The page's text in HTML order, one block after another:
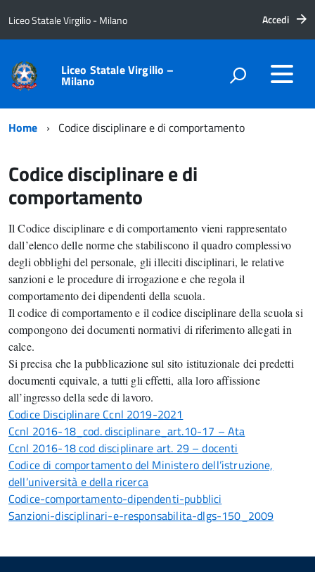
Liceo Statale Virgilio - Milano Accedi
Liceo Statale Virgilio –
Milano
Home Codice disciplinare e di comportamento
Codice disciplinare e di
comportamento
Il Codice disciplinare e di comportamento vieni rappresentato
dall’elenco delle norme che stabiliscono il quadro complessivo
degli obblighi del personale, gli illeciti disciplinari, le relative
sanzioni e le procedure di irrogazione e che regola il
comportamento dei dipendenti della scuola.
Il codice di comportamento e il codice disciplinare della scuola si
compongono dei documenti normativi di riferimento allegati in
calce.
Si precisa che la pubblicazione sul sito istituzionale dei predetti
documenti equivale, a tutti gli effetti, alla loro affissione
all’ingresso della sede di lavoro.
Codice Disciplinare Ccnl 2019-2021
Ccnl 2016-18_cod. disciplinare_art.10-17 – Ata
Ccnl 2016-18 cod disciplinare art. 29 – docenti
Codice di comportamento del Ministero dell’istruzione,
dell’università e della ricerca
Codice-comportamento-dipendenti-pubblici
Sanzioni-disciplinari-e-responsabilita-dlgs-150_2009